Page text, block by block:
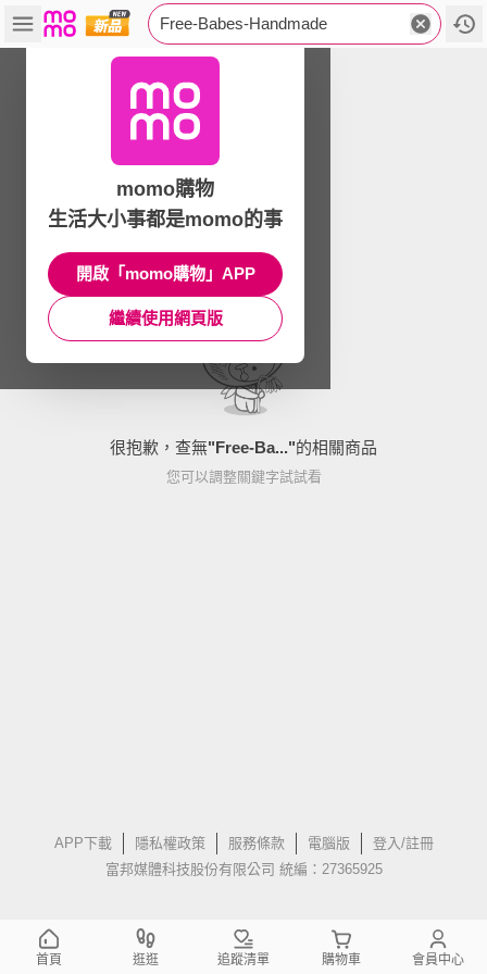
Free-Babes-Handmade
很抱歉，查無"Free-Ba..."的相關商品
您可以調整關鍵字試試看
APP下載 隱私權政策 服務條款 電腦版
登入/註冊
富邦媒體科技股份有限公司 統編：27365925
momo購物
生活大小事都是momo的事
開啟「momo購物」APP
繼續使用網頁版
首頁 逛逛 追蹤清單 購物車 會員中心